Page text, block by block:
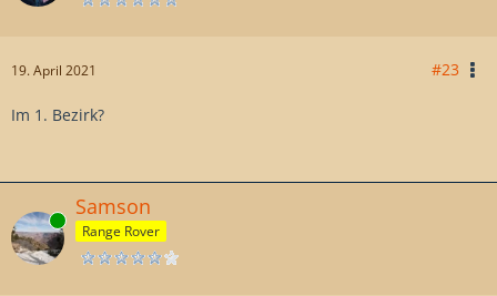
19. April 2021 #23
Im 1. Bezirk?
Online
Samson
Range Rover